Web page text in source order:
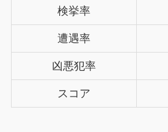
検挙率
遭遇率
凶悪犯率
スコア